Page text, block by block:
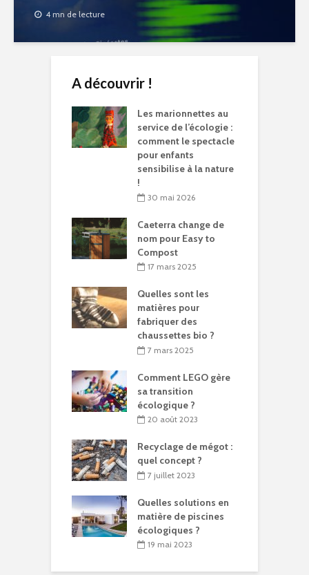
4 mn de lecture
A découvrir !
Les marionnettes au
service de l’écologie :
comment le spectacle
pour enfants
sensibilise à la nature
!
30 mai 2026
Caeterra change de
nom pour Easy to
Compost
17 mars 2025
Quelles sont les
matières pour
fabriquer des
chaussettes bio ?
7 mars 2025
Comment LEGO gère
sa transition
écologique ?
20 août 2023
Recyclage de mégot :
quel concept ?
7 juillet 2023
Quelles solutions en
matière de piscines
écologiques ?
19 mai 2023